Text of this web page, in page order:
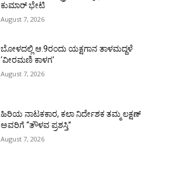
ಕುಮಾರ್ ಭೇಟಿ
August 7, 2026
ಬೋಳದಲ್ಲಿ ಆ.9ರಂದು ಯಕ್ಷಗಾನ ತಾಳಮದ್ದಳೆ
‘ವೀರಮಣಿ ಕಾಳಗ’
August 7, 2026
ಹಿರಿಯ ನಾಟಕಕಾರ, ಕಲಾ ನಿರ್ದೇಶಕ ತಮ್ಮ ಲಕ್ಷಣ್
ಅವರಿಗೆ “ತೌಳವ ಪ್ರಶಸ್ತಿ”
August 7, 2026